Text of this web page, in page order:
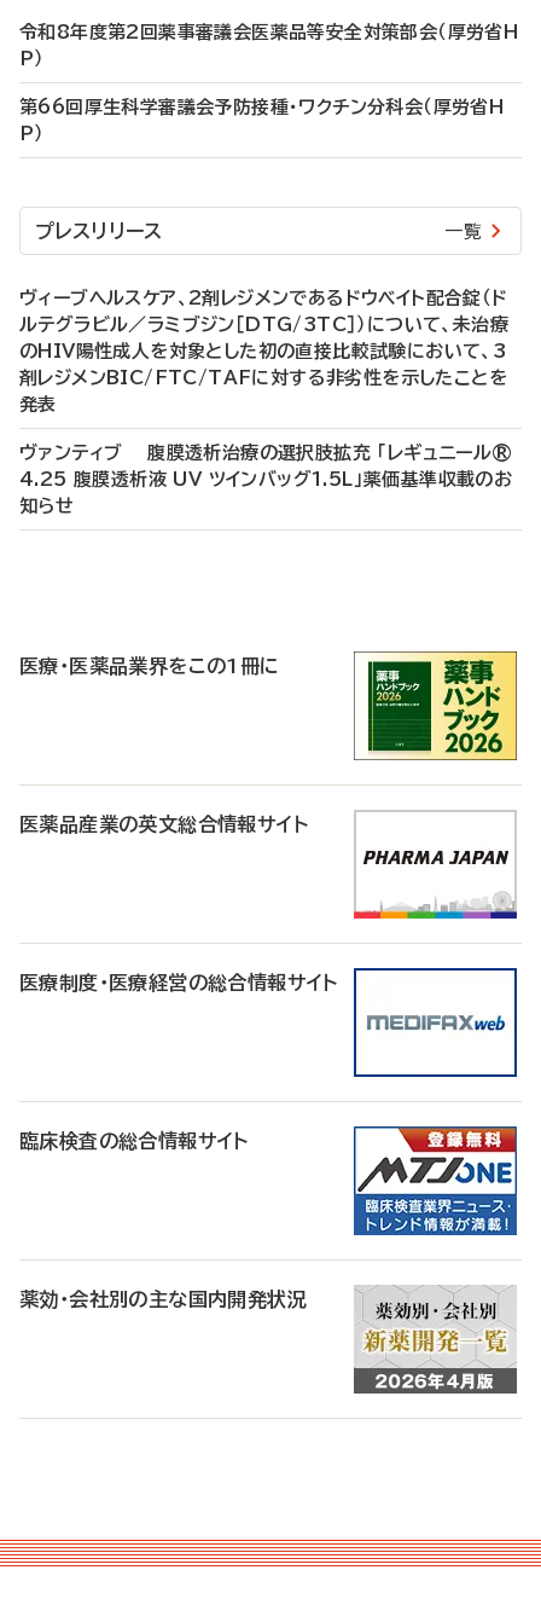
令和8年度第2回薬事審議会医薬品等安全対策部会（厚労省H
P）
第66回厚生科学審議会予防接種・ワクチン分科会（厚労省H
P）
プレスリリース 一覧
ヴィーブヘルスケア、2剤レジメンであるドウベイト配合錠（ド
ルテグラビル／ラミブジン［DTG/3TC］）について、未治療
のHIV陽性成人を対象とした初の直接比較試験において、3
剤レジメンBIC/FTC/TAFに対する非劣性を示したことを
発表
ヴァンティブ 腹膜透析治療の選択肢拡充 「レギュニール®
4.25 腹膜透析液 UV ツインバッグ1.5L」薬価基準収載のお
知らせ
医療・医薬品業界をこの1冊に
医薬品産業の英文総合情報サイト
医療制度・医療経営の総合情報サイト
臨床検査の総合情報サイト
薬効・会社別の主な国内開発状況